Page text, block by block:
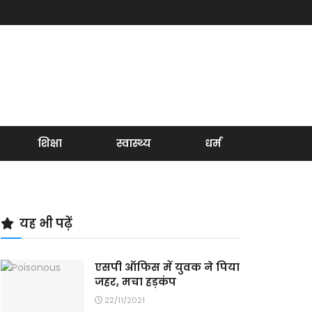
शिक्षा स्वास्थ्य धर्म
यह भी पढ़ें
एसपी ऑफिस में युवक ने पिया
जहर, मचा हड़कंप
22/11/2021